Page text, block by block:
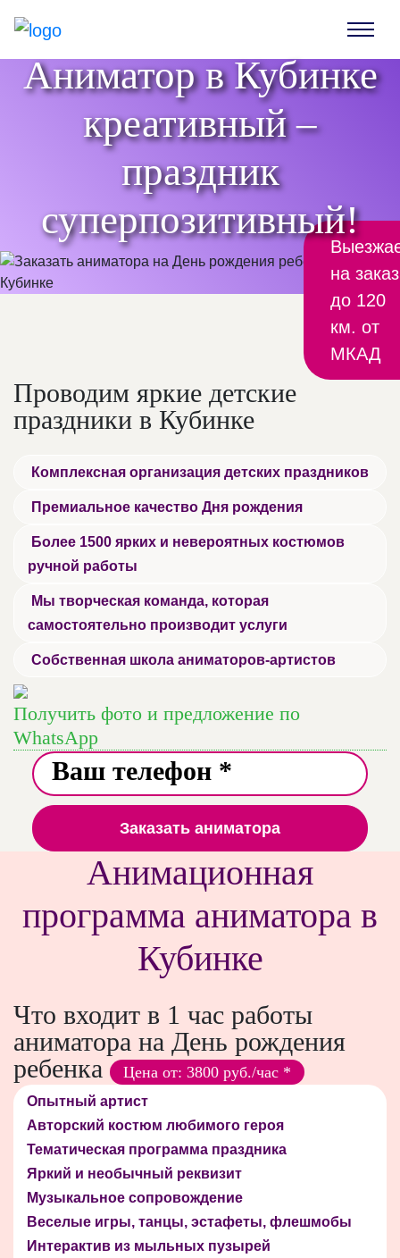
Аниматор в Кубинке
креативный –
праздник
суперпозитивный!
на заказ
до 120
км. от
МКАД
Проводим яркие детские
праздники в Кубинке
Комплексная организация детских праздников
Премиальное качество Дня рождения
Более 1500 ярких и невероятных костюмов
ручной работы
Мы творческая команда, которая
самостоятельно производит услуги
Собственная школа аниматоров-артистов
Получить фото и предложение по
WhatsApp
Заказать аниматора
Анимационная
программа аниматора в
Кубинке
Что входит в 1 час работы
аниматора на День рождения
ребенка
Цена от: 3800 руб./час *
Опытный артист
Авторский костюм любимого героя
Тематическая программа праздника
Яркий и необычный реквизит
Музыкальное сопровождение
Веселые игры, танцы, эстафеты, флешмобы
Интерактив из мыльных пузырей